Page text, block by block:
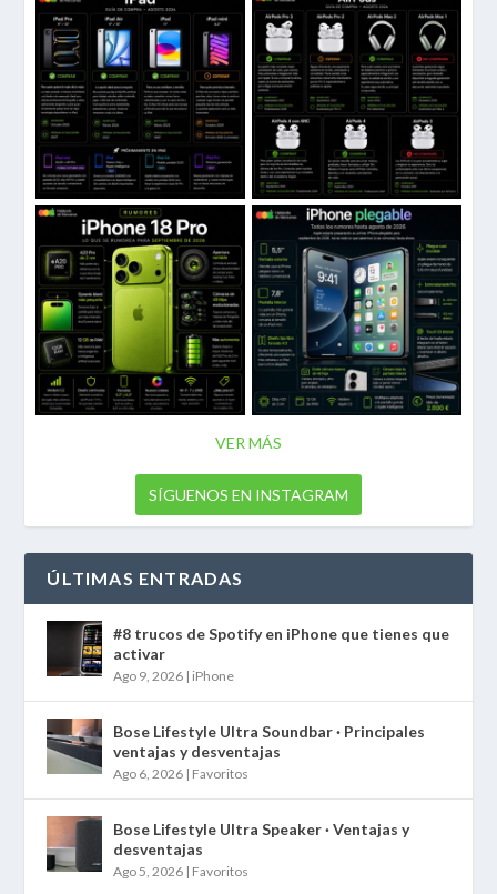
VER MÁS
SÍGUENOS EN INSTAGRAM
ÚLTIMAS ENTRADAS
#8 trucos de Spotify en iPhone que tienes que
activar
Ago 9, 2026 | iPhone
Bose Lifestyle Ultra Soundbar · Principales
ventajas y desventajas
Ago 6, 2026 | Favoritos
Bose Lifestyle Ultra Speaker · Ventajas y
desventajas
Ago 5, 2026 | Favoritos